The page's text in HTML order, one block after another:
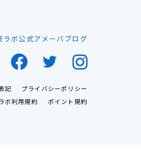
ラボ公式アメーバブログ
記
プライバシーポリシー
ボ利用規約
ポイント規約